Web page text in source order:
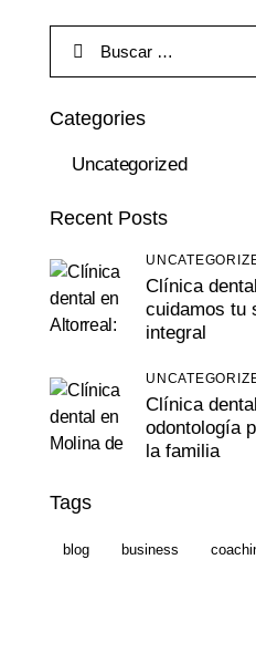
Categories
Uncategorized
Recent Posts
Clínica
cuidamos tu
integral
Clínica
odontología
la familia
Tags
blog business